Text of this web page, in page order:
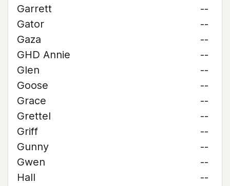
Garrett
--
Gator
--
Gaza
--
GHD Annie
--
Glen
--
Goose
--
Grace
--
Grettel
--
Griff
--
Gunny
--
Gwen
--
Hall
--